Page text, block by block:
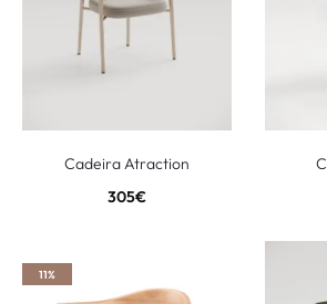
Cadeira Atraction
305€
11%